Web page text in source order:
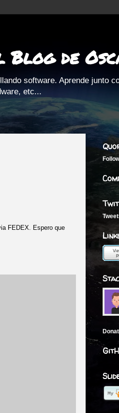
Blog de
software. Aprende junto
etc...
FEDEX. Espero que